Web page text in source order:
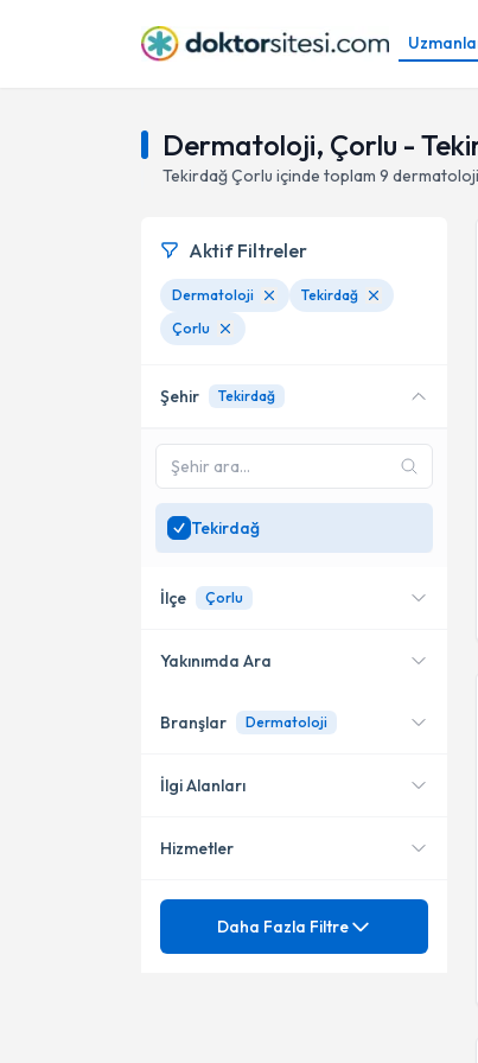
Dermatoloji, Çorlu -
TekirdağÇorlu içinde toplam 9
Aktif Filtreler
Dermatoloji
Tekirdağ
Çorlu
Şehir Tekirdağ
Tekirdağ
İlçe Çorlu
Çorlu
Çerkezköy
Yakınımda Ara
Konumuma yakın uzmanları
Branşlar Dermatoloji
Dermatoloji
İlgi Alanları
Mantar Hastalıkları
Hizmetler
Mezuniyet
Daha Fazla Filtre